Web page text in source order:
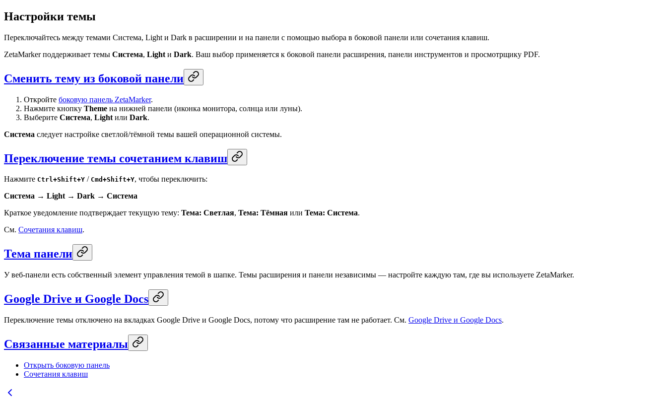
Настройки темы
Переключайтесь между темами Система, Light и Dark в расширении и на панели с помощью выбора в боковой панели или сочетания клавиш.
ZetaMarker поддерживает темы Система, Light и Dark. Ваш выбор применяется к боковой панели расширения, панели инструментов и просмотрщику PDF.
Сменить тему из боковой панели
Откройте боковую панель ZetaMarker.
Нажмите кнопку Theme на нижней панели (иконка монитора, солнца или луны).
Выберите Система, Light или Dark.
Система следует настройке светлой/тёмной темы вашей операционной системы.
Переключение темы сочетанием клавиш
Нажмите Ctrl+Shift+Y / Cmd+Shift+Y, чтобы переключить:
Система → Light → Dark → Система
Краткое уведомление подтверждает текущую тему: Тема: Светлая, Тема: Тёмная или Тема: Система.
См. Сочетания клавиш.
Тема панели
У веб-панели есть собственный элемент управления темой в шапке. Темы расширения и панели независимы — настройте каждую там, где вы используете ZetaMarker.
Google Drive и Google Docs
Переключение темы отключено на вкладках Google Drive и Google Docs, потому что расширение там не работает. См. Google Drive и Google Docs.
Связанные материалы
Открыть боковую панель
Сочетания клавиш